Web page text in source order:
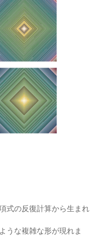
式の反復計算から生まれ
うな複雑な形が現れま